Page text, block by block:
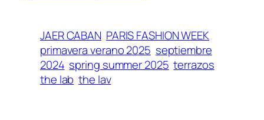
JAER CABAN PARIS FASHION WEEK
primavera verano 2025 septiembre
2024 spring summer 2025 terrazos
the lab the lav